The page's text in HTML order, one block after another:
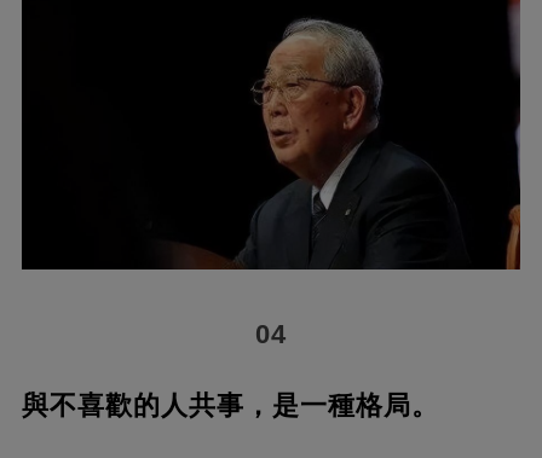
04
與不喜歡的人共事，是一種格局。